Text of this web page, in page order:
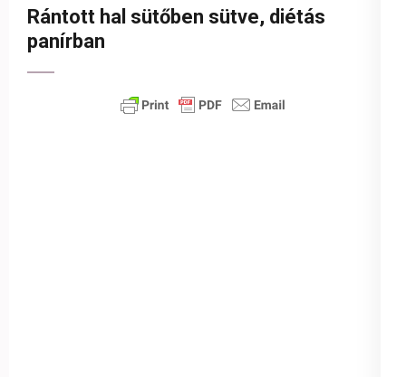
Rántott hal sütőben sütve, diétás
panírban